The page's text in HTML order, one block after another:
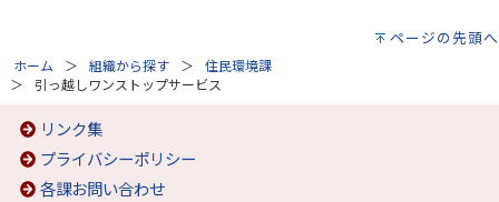
ページの先頭へ
ホーム 組織から探す
住民環境課
引っ越しワンストップサービス
リンク集
プライバシーポリシー
各課お問い合わせ